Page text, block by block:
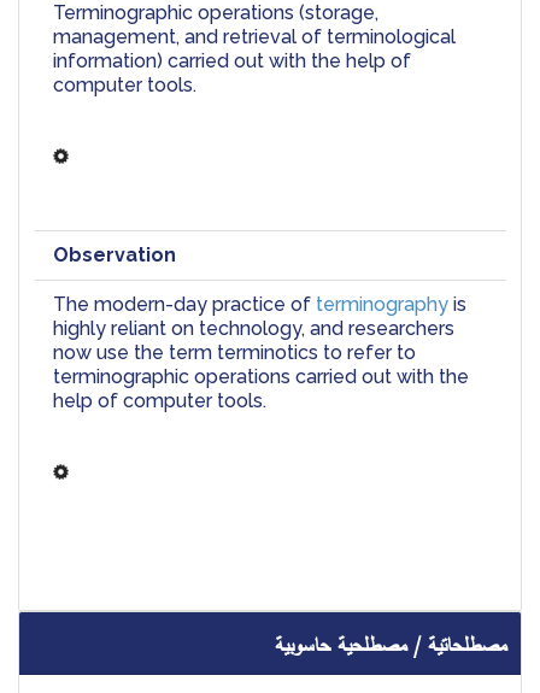
Terminographic operations (storage,
management, and retrieval of terminological
information) carried out with the help of
computer tools.
Observation
The modern-day practice of terminography is
highly reliant on technology, and researchers
now use the term terminotics to refer to
terminographic operations carried out with the
help of computer tools.
مصطلحاتية / مصطلحية حاسوبية